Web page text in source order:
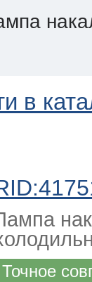
в
Точное